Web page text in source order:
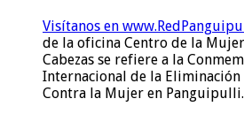
Visítanos en
de la oficina Centro de la
Cabezas se refiere a la
Internacional de la Eliminación
Contra la Mujer en Panguipulli.